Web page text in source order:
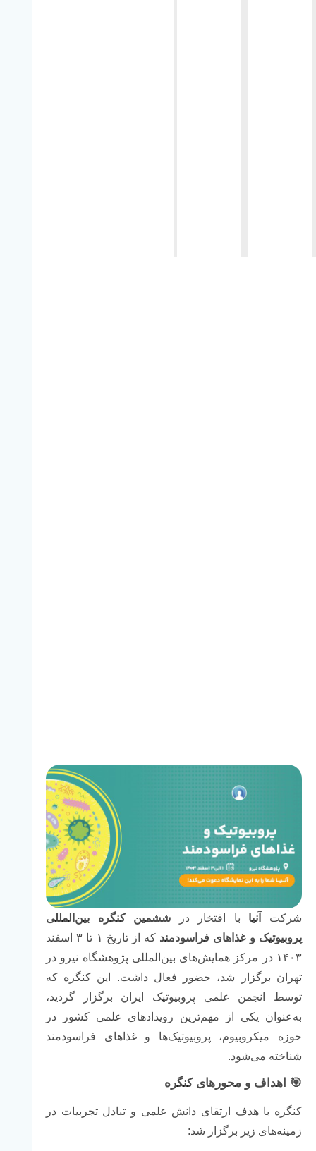
شرکت آنیا با افتخاردر ششمینکنگرهبین‌المللی
پروبیوتیک وغذاهای فراسودمند که ازتاریخ ۱ تا ۳ اسفند
۱۴۰۳ در مرکز همایش‌های بین‌المللی پژوهشگاه نیرودر
تهران برگزار شد، حضور فعالداشت. این کنگرهکه
توسط
انجمن علمی پروبیوتیک ایران برگزارگردید،
به‌عنوان یکی از مهم‌ترین رویدادهای علمیکشوردر
حوزه میکروبیوم، پروبیوتیک‌ها وغذاهای فراسودمند
شناخته می‌شود.
🎯 اهدافومحورهایکنگره
کنگره باهدف ارتقای دانش علمی و تبادلتجربیاتدر
زمینه‌های زیر برگزار شد: